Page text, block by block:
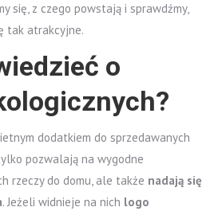
się, z czego powstają i sprawdźmy,
tak atrakcyjne.
o
dodatkiem do sprzedawanych
pozwalają na wygodne
rzeczy do domu, ale także nadają się
. Jeżeli widnieje na nich logo